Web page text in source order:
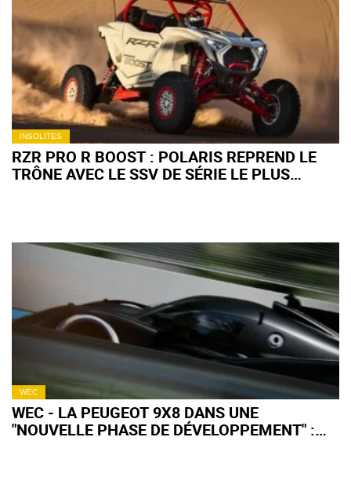
(+ IMAGES)
INSOLITES
RZR PRO R BOOST : POLARIS REPREND LE
TRÔNE AVEC LE SSV DE SÉRIE LE PLUS
WEC
WEC - LA PEUGEOT 9X8 DANS UNE
"NOUVELLE PHASE DE DÉVELOPPEMENT" :